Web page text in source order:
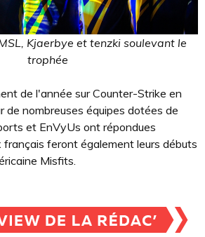
Kjaerbye et tenzki soulevant le
trophée
de l'année sur Counter-Strike en
de nombreuses équipes dotées de
et EnVyUs ont répondues
feront également leurs débuts
Misfits.